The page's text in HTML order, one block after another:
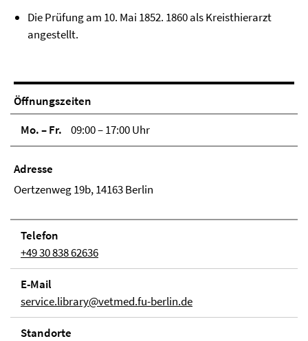
Die Prüfung am 10. Mai 1852. 1860 als Kreisthierarzt
angestellt.
Öffnungszeiten
Mo. – Fr.
09:00 – 17:00 Uhr
Adresse
Oertzenweg 19b, 14163 Berlin
Telefon
+49 30 838 62636
E-Mail
service.library@vetmed.fu-berlin.de
Stand­orte